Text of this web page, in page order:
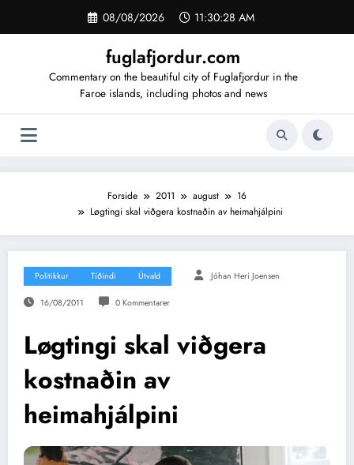
indhold
08/08/2026 11:30:29 AM
fuglafjordur.com
Commentary on the beautiful city of Fuglafjordur in the
Faroe islands, including photos and news
Forside 2011 august
16
Løgtingi skal viðgera kostnaðin av heimahjálpini
Politikkur Tíðindi Útvald Jóhan Heri Joensen
16/08/2011 0 Kommentarer
Løgtingi skal viðgera
kostnaðin av
heimahjálpini